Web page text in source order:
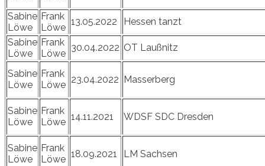
Sabine
Löwe
Frank
Löwe
13.05.2022
Hessen tanzt
Sabine
Löwe
Frank
Löwe
30.04.2022 OT Laußnitz
Sabine
Löwe
Frank
Löwe 23.04.2022 Masserberg
Sabine
Löwe
Frank
Löwe 14.11.2021 WDSF SDC Dresden
Sabine
Löwe
Frank
Löwe 18.09.2021 LM Sachsen